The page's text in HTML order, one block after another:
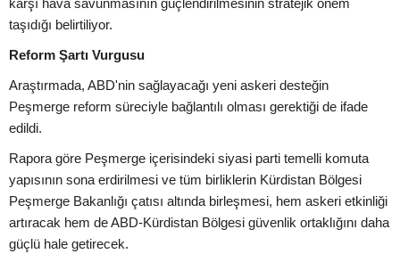
karşı hava savunmasının güçlendirilmesinin stratejik önem
taşıdığı belirtiliyor.
Reform Şartı Vurgusu
Araştırmada, ABD'nin sağlayacağı yeni askeri desteğin
Peşmerge reform süreciyle bağlantılı olması gerektiği de ifade
edildi.
Rapora göre Peşmerge içerisindeki siyasi parti temelli komuta
yapısının sona erdirilmesi ve tüm birliklerin Kürdistan Bölgesi
Peşmerge Bakanlığı çatısı altında birleşmesi, hem askeri etkinliği
artıracak hem de ABD-Kürdistan Bölgesi güvenlik ortaklığını daha
güçlü hale getirecek.